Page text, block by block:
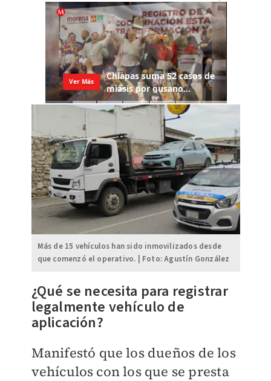
Más de 15 vehículos han sido inmovilizados desde
que comenzó el operativo. | Foto: Agustín González
¿Qué se necesita para registrar
legalmente vehículo de
aplicación?
Manifestó que los dueños de los
vehículos con los que se presta